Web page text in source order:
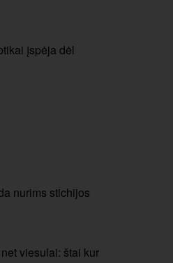
įspėja dėl
nurims stichijos
viesulai: štai kur